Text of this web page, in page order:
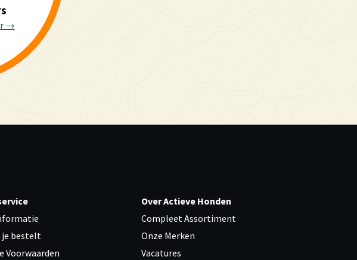
→
je bestelt
Voorwaarden
Over Actieve Honden
Compleet Assortiment
Onze Merken
Vacatures